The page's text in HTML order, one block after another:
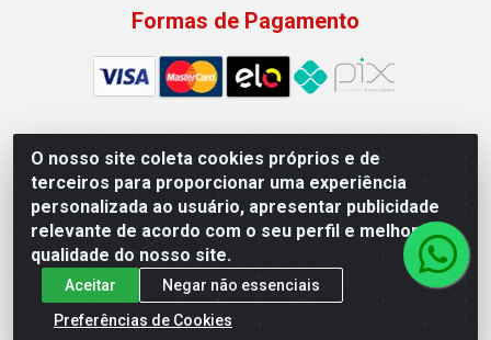
O nosso site coleta cookies próprios e de
terceiros para proporcionar uma experiência
personalizada ao usuário, apresentar publicidade
relevante de acordo com o seu perfil e melhorar a
qualidade do nosso site.
Aceitar
Negar não essenciais
Preferências de Cookies
Formas de Pagamento
Auto Qualidade Comercio de Pecas LTDA - Quadra Qi
23, S/N, Lote 05/06 - Taguatinga, Brasília/DF - CEP
72.135-230 - CNPJ 72.617.459/0001-40